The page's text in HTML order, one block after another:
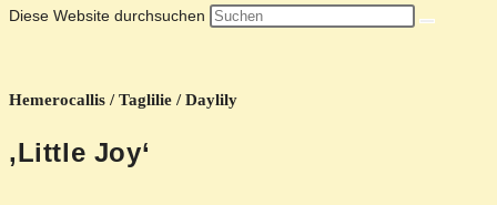
Diese Website durchsuchen
Hemerocallis / Taglilie / Daylily
‚Little Joy‘